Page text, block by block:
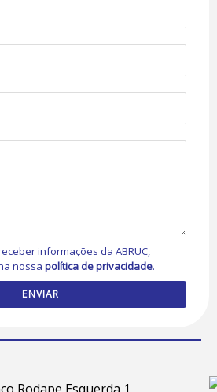
informações da ABRUC,
nossapolítica de privacidade.